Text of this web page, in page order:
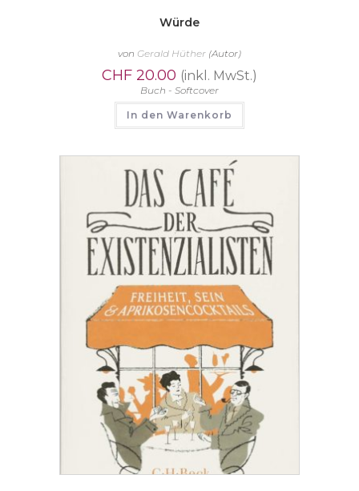
Würde
von Gerald Hüther (Autor)
CHF 20.00 (inkl. MwSt.)
Buch - Softcover
In den Warenkorb